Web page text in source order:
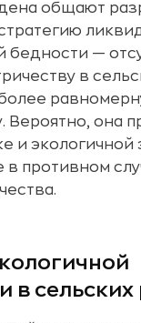
общают
бедности —
в
Вероятно, она
и экологичной
противном
в